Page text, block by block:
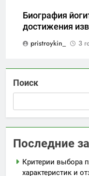
Биография
достижения
pristroykin_
3
Поиск
Последние
Критерии выбора
характеристик и